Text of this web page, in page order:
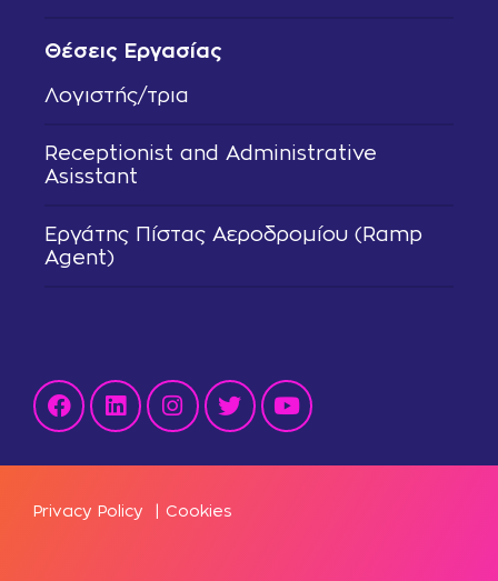
Θέσεις Εργασίας
Λογιστής/τρια
Receptionist and Administrative
Asisstant
Εργάτης Πίστας Αεροδρομίου (Ramp
Agent)
Privacy Policy | Cookies